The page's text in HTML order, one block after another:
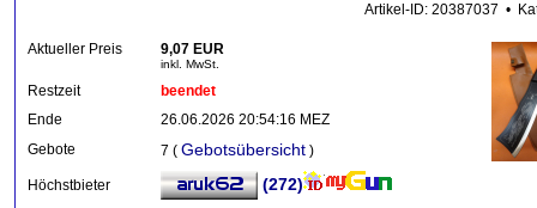
Artikel-ID: 20387037 •
Aktueller Preis 9,07 EUR
inkl. MwSt.
Restzeit
beendet
Ende
26.06.2026 20:54:16 MEZ
Gebote
7 ( Gebotsübersicht )
Höchstbieter (272)